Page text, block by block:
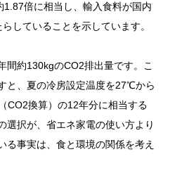
倍に相当し、輸入食料が国内
していることを示しています。
間約130kgのCO2排出量です。こ
と、夏の冷房設定温度を27℃から
CO2換算）の12年分に相当する
選択が、省エネ家電の使い方より
る事実は、食と環境の関係を考え